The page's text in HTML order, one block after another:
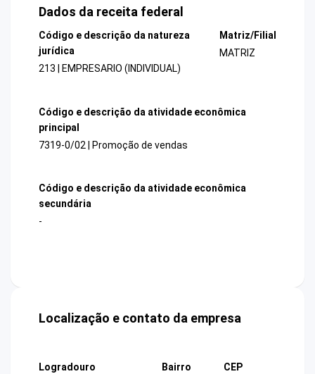
Dados da receita federal
Código e descrição da natureza
jurídica
213 | EMPRESARIO (INDIVIDUAL)
Matriz/Filial
MATRIZ
Código e descrição da atividade econômica
principal
7319-0/02 | Promoção de vendas
Código e descrição da atividade econômica
secundária
-
Localização e contato da empresa
Logradouro
Bairro
CEP